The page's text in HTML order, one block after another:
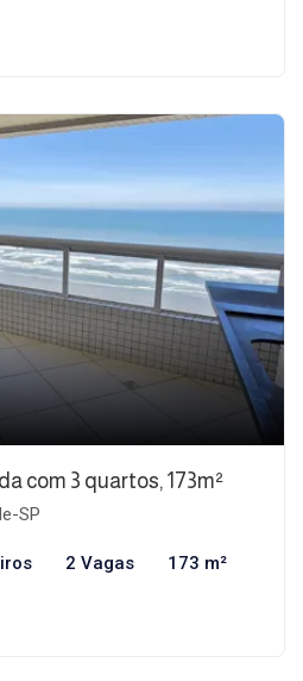
com 3 quartos, 173m²
SP
2 Vagas 173 m²